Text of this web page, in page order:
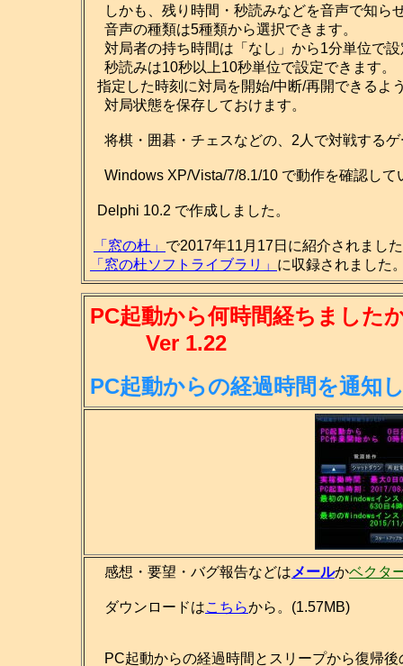
しかも、残り時間・秒読みなどを音声で知ら
音声の種類は5種類から選択できます。
対局者の持ち時間は「なし」から1分単位で
秒読みは10秒以上10秒単位で設定できます。
指定した時刻に対局を開始/中断/再開できるよ
対局状態を保存しておけます。
将棋・囲碁・チェスなどの、2人で対戦する
Windows XP/Vista/7/8.1/10 で動作を確認して
Delphi 10.2 で作成しました。
「窓の杜」 で2017年11月17日に紹介されまし
「窓の杜ソフトライブラリ」 に収録されました
PC起動から何時間経ちました
Ver 1.22
PC起動からの経過時間を通知
感想・要望・バグ報告などは メールかベクタ
ダウンロードはこちらから。(1.57MB)
PC起動からの経過時間とスリープから復帰